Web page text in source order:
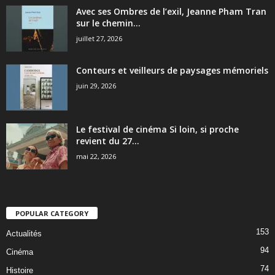
Avec ses Ombres de l’exil, Jeanne Pham Tran
sur le chemin...
juillet 27, 2026
Conteurs et veilleurs de paysages mémoriels
juin 29, 2026
Le festival de cinéma Si loin, si proche
revient du 27...
mai 22, 2026
POPULAR CATEGORY
Actualités 153
Cinéma 94
Histoire 74